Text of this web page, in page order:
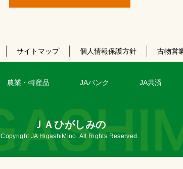
サイトマップ 個人情報保護方針 古物営
農業・特産品 JAバンク JA共済
ＪＡひがしみの
Copyright JA HigashiMino. All Rights Reserved.